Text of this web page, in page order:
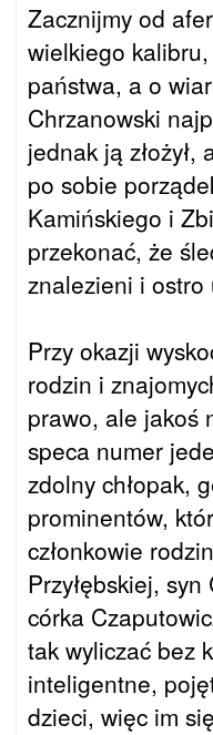
Zacznijmy od
wielkiego
państwa, a o
Chrzanowski
jednak ją
po sobie
Kamińskiego i
przekonać, że
znalezieni i
Przy okazji
rodzin i
prawo, ale jakoś
speca numer
zdolny chłopak,
prominentów,
członkowie
Przyłębskiej,
córka
tak wyliczać bez
inteligentne,
dzieci, więc im